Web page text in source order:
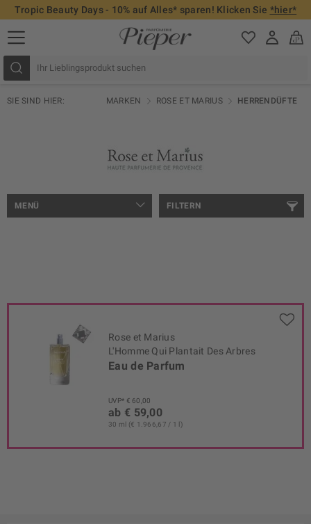
Tropic Beauty Days - 10% auf Alles* sparen! Klicken Sie *hier*
SIE SIND HIER: MARKEN ROSE ET MARIUS HERRENDÜFTE
FILTERN
MENÜ
Rose et Marius
L'Homme Qui Plantait Des Arbres
Eau de Parfum
UVP* € 60,00
ab € 59,00
30 ml (€ 1.966,67 / 1 l)